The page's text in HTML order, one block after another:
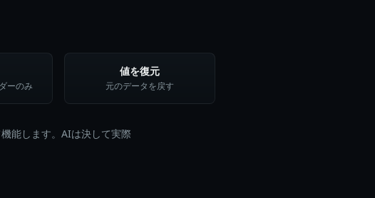
ーのみ
値を復元
元のデータを戻す
能します。AIは決して実際